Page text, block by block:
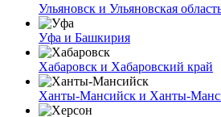
Ульяновск и Ульяновская
Уфа и Башкирия
Хабаровск и Хабаровский край
Ханты-Мансийск и Ханты-